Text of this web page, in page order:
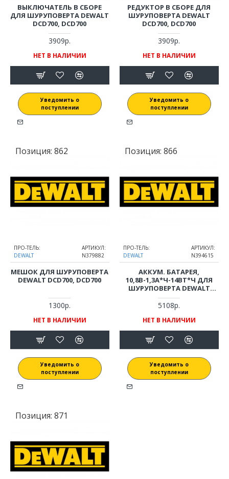
ВЫКЛЮЧАТЕЛЬ В СБОРЕ
ДЛЯ ШУРУПОВЕРТА DEWALT
DCD700, DCD700
3909р.
НЕТ В НАЛИЧИИ
Уведомить о
поступлении
РЕДУКТОР В СБОРЕ ДЛЯ
ШУРУПОВЕРТА DEWALT
DCD700, DCD700
3909р.
НЕТ В НАЛИЧИИ
Уведомить о
поступлении
Позиция: 862
ПРО-ТЕЛЬ:
DEWALT
АРТИКУЛ:
N379882
МЕШОК ДЛЯ ШУРУПОВЕРТА
DEWALT DCD700, DCD700
1300р.
НЕТ В НАЛИЧИИ
Уведомить о
поступлении
Позиция: 866
ПРО-ТЕЛЬ:
DEWALT
АРТИКУЛ:
N394615
АККУМ. БАТАРЕЯ,
10,8В-1,3А*Ч-14ВТ*Ч ДЛЯ
ШУРУПОВЕРТА DEWALT
DCD700, DCD710
5108р.
НЕТ В НАЛИЧИИ
Уведомить о
поступлении
Позиция: 871